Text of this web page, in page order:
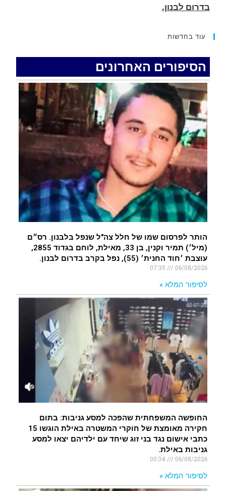
החופשה המשפחתית שהפכה למסע גניבות: הוגשו
למסע גניבות באילת.
האדמה רועדת- סדרת רעידות אדמה בחצי האי סיני
רעידת אדמה הורגשה באילת
איציק נועם מייסד מקומו ערב ערב נפטר
עוד בחדשות
הסיפורים האחרונים
הותר לפרסום שמו של חלל צה"ל שנפל בלבנון. רס״ם
(מיל׳) תמיר וקנין, בן 33, מאילת, לוחם בגדוד 2855,
עוצבת ׳חוד החנית׳ (55), נפל בקרב בדרום לבנון.
06/08/2026
לסיפור המלא »
החופשה המשפחתית שהפכה למסע גניבות: בתום
חקירה מאומצת של חוקרי המשטרה באילת הוגשו 15
כתבי אישום נגד בני זוג שיחד עם ילדיהם יצאו למסע
גניבות באילת.
06/08/2026
לסיפור המלא »